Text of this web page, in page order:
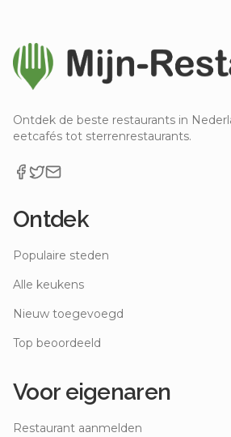
Ontdek de beste restaurants in
eetcafés tot sterrenrestaurants.
Ontdek
Populaire steden
Alle keukens
Nieuw toegevoegd
Top beoordeeld
Voor eigenaren
Restaurant aanmelden